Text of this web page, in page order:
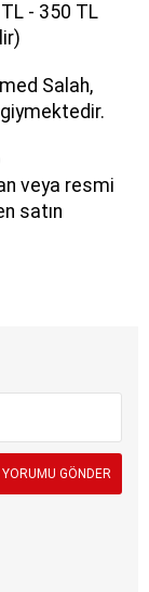
- 350 TL
Salah,
veya resmi
satın